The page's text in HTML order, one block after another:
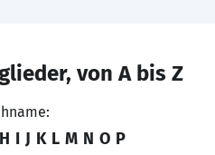
von A bis Z
H I J K L M N O P